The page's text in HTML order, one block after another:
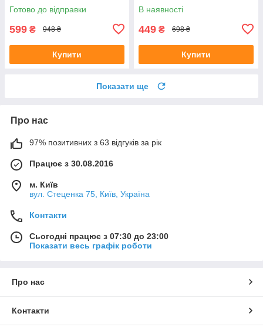
Готово до відправки
599 ₴ 948 ₴
Купити
системою (25*18*5 см),
Оксфорд, Хакі
В наявності
449 ₴ 698 ₴
Купити
Показати ще
Про нас
97% позитивних з 63 відгуків за рік
Працює з 30.08.2016
м. Київ
вул. Стеценка 75, Київ, Україна
Контакти
Сьогодні працює з 07:30 до 23:00
Показати весь графік роботи
Про нас
Контакти